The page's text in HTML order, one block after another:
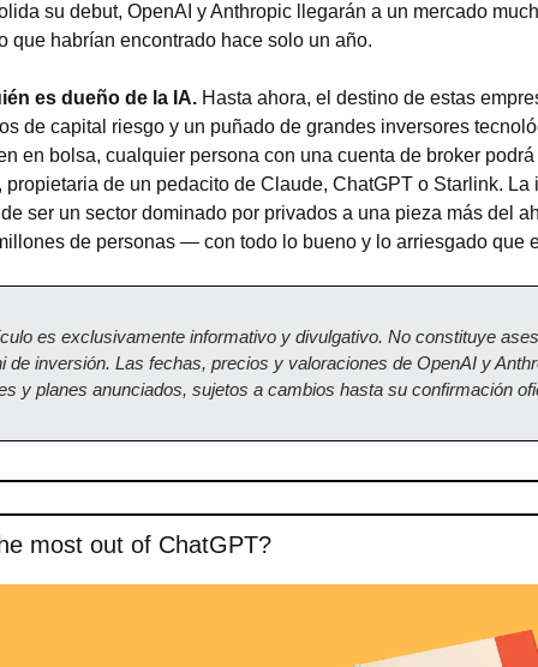
su debut, OpenAI y Anthropic llegarán a un mercado
que habrían encontrado hace solo un año.
es dueño de la IA. Hasta ahora, el destino de estas
de capital riesgo y un puñado de grandes inversores
en bolsa, cualquier persona con una cuenta de broker podrá
propietaria de un pedacito de Claude, ChatGPT o Starlink. La
ser un sector dominado por privados a una pieza más del
de personas — con todo lo bueno y lo arriesgado que
es exclusivamente informativo y divulgativo. No constituye
de inversión. Las fechas, precios y valoraciones de OpenAI y
y planes anunciados, sujetos a cambios hasta su confirmación
most out of ChatGPT?